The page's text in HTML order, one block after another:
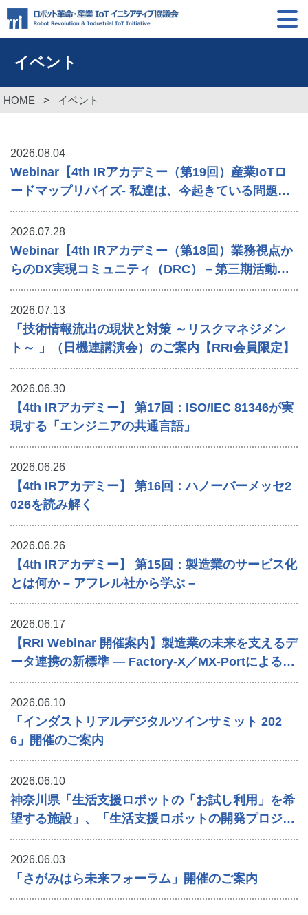
イベント
HOME > イベント
2026.08.04
Webinar【4th IRアカデミー（第19回）産業IoTロ
ードマップリバイズ- 私達は、今起きている問題
を、理解出来ているのだろうか -】を開催します
2026.07.28
Webinar【4th IRアカデミー（第18回）業務視点か
らのDX実現コミュニティ（DRC）－第三期活動報
告】を開催します
2026.07.13
「技術情報流出の現状と対策 ～リスクマネジメン
ト～ 」（日機連講演会）のご案内【RRI会員限定】
2026.06.30
【4th IRアカデミー】 第17回：ISO/IEC 81346が実
現する「エンジニアの共通言語」
2026.06.26
【4th IRアカデミー】 第16回：ハノーバーメッセ2
026を読み解く
2026.06.26
【4th IRアカデミー】 第15回：製造業のサービス化
とは何か – アフレル社から学ぶ –
2026.06.17
【RRI Webinar 開催案内】製造業の未来を支えるデ
ータ連携の新標準 ― Factory‑X／MX-Portによる工
場変革の可能性 ―
2026.06.10
「インダストリアルデジタルツインサミット 202
6」開催のご案内
2026.06.10
神奈川県「生活支援ロボットの「お試し利用」を希
望する施設」、「生活支援ロボットの開発プロジェ
クト募集」及び「ロボット導入に活用できる補助金
の受付開始」に関するご案内
2026.06.03
「さがみはら未来フォーラム」開催のご案内